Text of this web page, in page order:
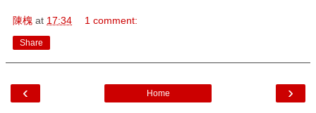
陳槐 at 17:34 1 comment:
Share
‹ ›
Home